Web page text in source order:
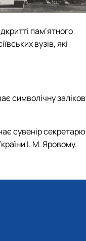
пам’ятного
вузів, які
символічну
сувенір секретарю
І. М. Яровому.